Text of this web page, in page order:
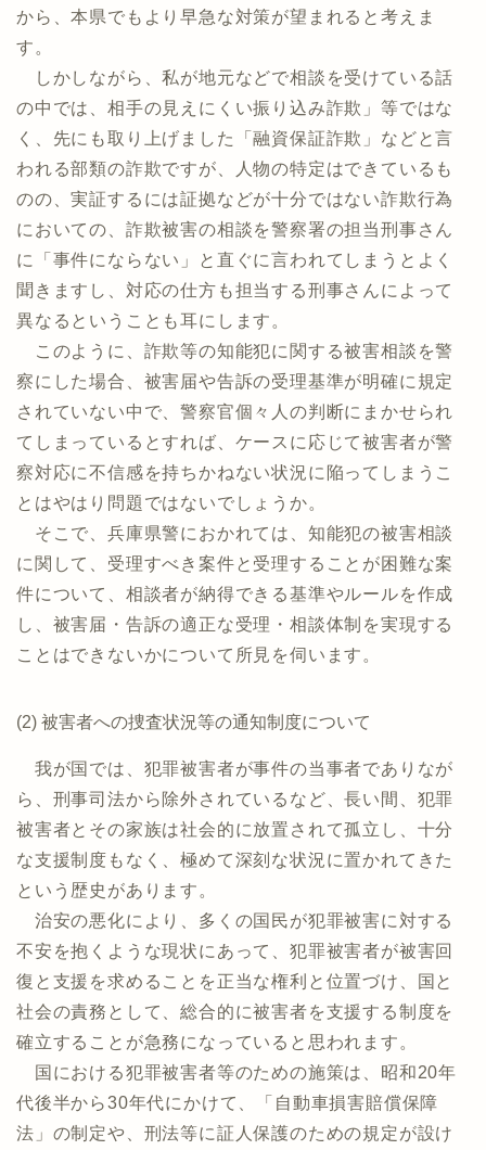
から、本県でもより早急な対策が望まれると考えま
す。
しかしながら、私が地元などで相談を受けている話
の中では、相手の見えにくい振り込み詐欺」等ではな
く、先にも取り上げました「融資保証詐欺」などと言
われる部類の詐欺ですが、人物の特定はできているも
のの、実証するには証拠などが十分ではない詐欺行為
においての、詐欺被害の相談を警察署の担当刑事さん
に「事件にならない」と直ぐに言われてしまうとよく
聞きますし、対応の仕方も担当する刑事さんによって
異なるということも耳にします。
このように、詐欺等の知能犯に関する被害相談を警
察にした場合、被害届や告訴の受理基準が明確に規定
されていない中で、警察官個々人の判断にまかせられ
てしまっているとすれば、ケースに応じて被害者が警
察対応に不信感を持ちかねない状況に陥ってしまうこ
とはやはり問題ではないでしょうか。
そこで、兵庫県警におかれては、知能犯の被害相談
に関して、受理すべき案件と受理することが困難な案
件について、相談者が納得できる基準やルールを作成
し、被害届・告訴の適正な受理・相談体制を実現する
ことはできないかについて所見を伺います。
(2) 被害者への捜査状況等の通知制度について
我が国では、犯罪被害者が事件の当事者でありなが
ら、刑事司法から除外されているなど、長い間、犯罪
被害者とその家族は社会的に放置されて孤立し、十分
な支援制度もなく、極めて深刻な状況に置かれてきた
という歴史があります。
治安の悪化により、多くの国民が犯罪被害に対する
不安を抱くような現状にあって、犯罪被害者が被害回
復と支援を求めることを正当な権利と位置づけ、国と
社会の責務として、総合的に被害者を支援する制度を
確立することが急務になっていると思われます。
国における犯罪被害者等のための施策は、昭和20年
代後半から30年代にかけて、「自動車損害賠償保障
法」の制定や、刑法等に証人保護のための規定が設け